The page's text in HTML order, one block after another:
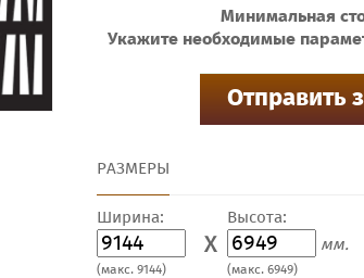
Минимальная
Укажите необходимые
РАЗМЕРЫ
Ширина:
X
(макс. 9144)
Высота:
мм.
(макс. 6949)